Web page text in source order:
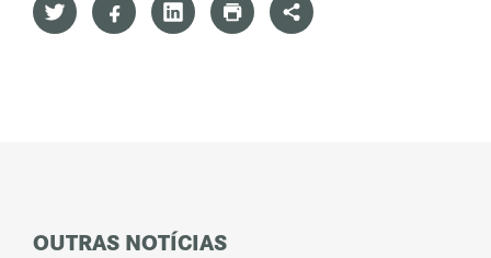
OUTRAS NOTÍCIAS